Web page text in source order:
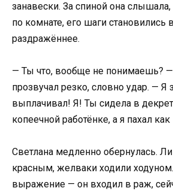
занавески. За спиной она слышала,
по комнате, его шаги становились
раздражённее.
— Ты что, вообще не понимаешь?
прозвучал резко, словно удар. — Я
выплачивал! Я! Ты сидела в
копеечной работёнке, а я пахал
Светлана медленно обернулась.
красным, желваки ходили
выражение — он входил в раж,